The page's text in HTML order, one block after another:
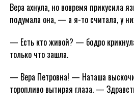
Вера ахнула, но вовремя прикусила
подумала она, — а я-то считала, у
— Есть кто живой? — бодро
только что зашла.
— Вера Петровна! — Наташа
торопливо вытирая глаза. —